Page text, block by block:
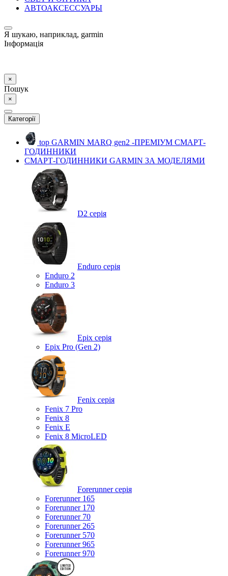
АВТОАКСЕССУАРЫ
Я шукаю, наприклад, garmin
Інформація
×
Пошук
×
Категорії
top GARMIN MARQ gen2 -ПРЕМІУМ СМАРТ-
ГОДИННИКИ
СМАРТ-ГОДИННИКИ GARMIN ЗА МОДЕЛЯМИ
D2 серія
Enduro серія
Enduro 2
Enduro 3
Epix серія
Epix Pro (Gen 2)
Fenix серія
Fenix 7 Pro
Fenix 8
Fenix ​​E
Fenix 8 MicroLED
Forerunner серія
Forerunner 165
Forerunner 170
Forerunner 70
Forerunner 265
Forerunner 570
Forerunner 965
Forerunner 970